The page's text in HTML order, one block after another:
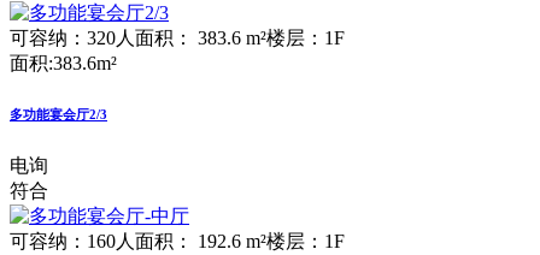
可容纳：320人 面积： 383.6 m²楼层：1F
面积:383.6m²
多功能宴会厅2/3
电询
符合
可容纳：160人 面积： 192.6 m²楼层：1F